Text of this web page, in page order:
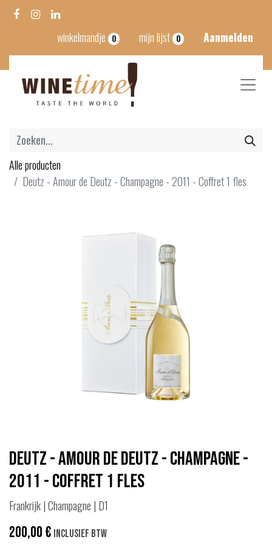
winkelmandje 0 mijn lijst 0 Aanmelden
Alle producten
Deutz - Amour de Deutz - Champagne - 2011 - Coffret 1 fles
Deutz - Amour de Deutz - Champagne -
2011 - Coffret 1 fles
Frankrijk | Champagne | D1
200,00€ Inclusief btw